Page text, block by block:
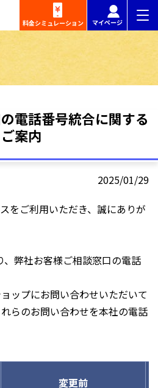
料金シミュレーション マイページ
電話番号統合に関する
ご案内
2025/01/29
をご利用いただき、誠にありが
弊社お客様ご相談窓口の電話
ップにお問い合わせいただいて
らのお問い合わせを本社の電話
変更前